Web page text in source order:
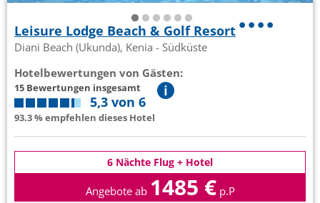
Leisure Lodge Beach & Golf Resort
Diani Beach (Ukunda), Kenia - Südküste
Hotelbewertungen von Gästen:
15 Bewertungen insgesamt
5,3 von 6
93.3 % empfehlen dieses Hotel
6 Nächte Flug + Hotel
Angebote ab 1485 € p.P